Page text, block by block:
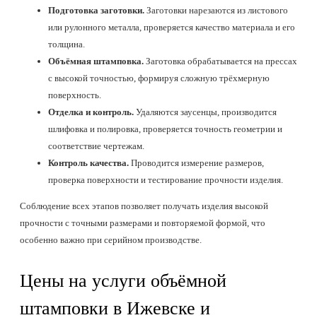
Подготовка заготовки. Заготовки нарезаются из листового
или рулонного металла, проверяется качество материала и его
толщина.
Объёмная штамповка. Заготовка обрабатывается на прессах
с высокой точностью, формируя сложную трёхмерную
поверхность.
Отделка и контроль. Удаляются заусенцы, производится
шлифовка и полировка, проверяется точность геометрии и
соответствие чертежам.
Контроль качества. Проводится измерение размеров,
проверка поверхности и тестирование прочности изделия.
Соблюдение всех этапов позволяет получать изделия высокой
прочности с точными размерами и повторяемой формой, что
особенно важно при серийном производстве.
Цены на услуги объёмной
штамповки в Ижевске и